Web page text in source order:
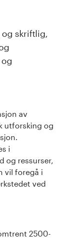
skriftlig,
av
utforsking og
i
og ressurser,
vil foregå i
ved
2500-